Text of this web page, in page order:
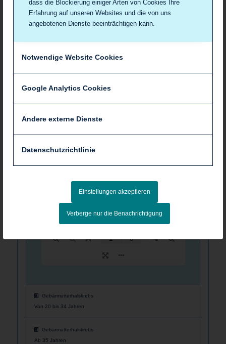
dass die Blockierung einiger Arten von Cookies Ihre
Erfahrung auf unseren Websites und die von uns
angebotenen Dienste beeinträchtigen kann.
Notwendige Website Cookies
Google Analytics Cookies
Andere externe Dienste
Datenschutzrichtlinie
Einstellungen akzeptieren
Verberge nur die Benachrichtigung
Gebärmutterhalskrebs
Von 20 bis 34 Jahren
Gebärmutterhalskrebs
Ab 35 Jahren